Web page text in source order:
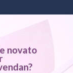
novato